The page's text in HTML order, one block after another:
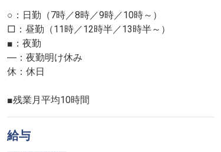
○：日勤（7時／8時／9時／10時～）
□：昼勤（11時／12時半／13時半～）
■：夜勤
―：夜勤明け休み
休：休日
■残業月平均10時間
給与